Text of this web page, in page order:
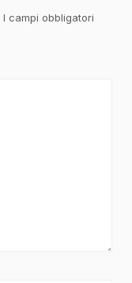
I campi obbligatori